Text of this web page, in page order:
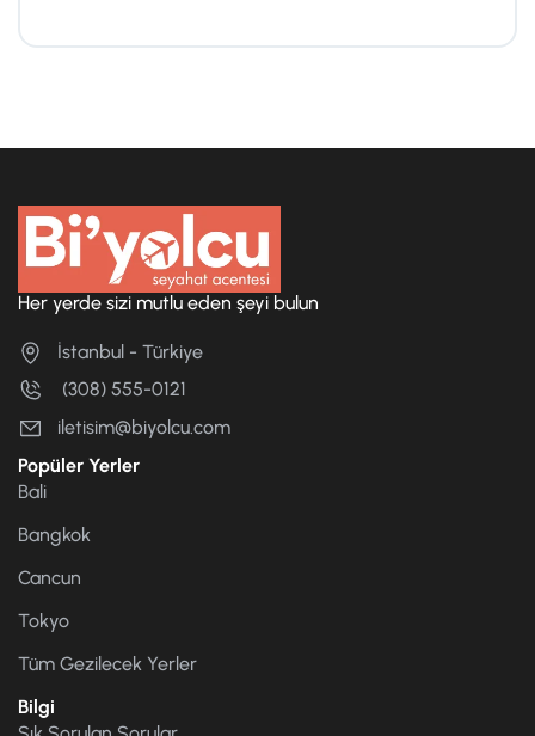
Her yerde sizi mutlu eden şeyi bulun
İstanbul - Türkiye
(308) 555-0121
iletisim@biyolcu.com
Popüler Yerler
Bali
Bangkok
Cancun
Tokyo
Tüm Gezilecek Yerler
Bilgi